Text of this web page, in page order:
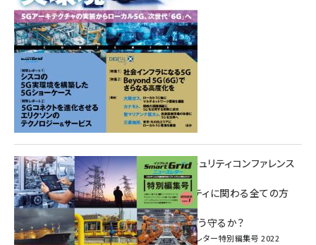
重要インフラサイバーセキュリティコンファレンス
特別電子版！
― 産業サイバーセキュリティに関わる全ての方
へ！ ―
加速するDX、OT/IoTをどう守るか？
インプレス SmartGridニューズレター特別編集号 2022